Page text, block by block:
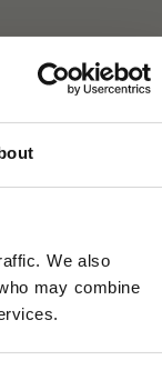
We also
may combine
och snöboll.